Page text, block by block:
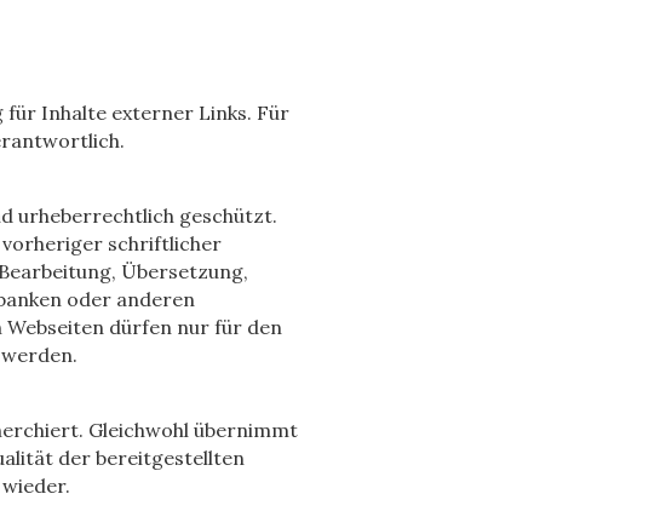
Inhalte externer Links. Für
urheberrechtlich geschützt.
vorheriger schriftlicher
Übersetzung,
oder anderen
Webseiten dürfen nur für den
Gleichwohl übernimmt
der bereitgestellten